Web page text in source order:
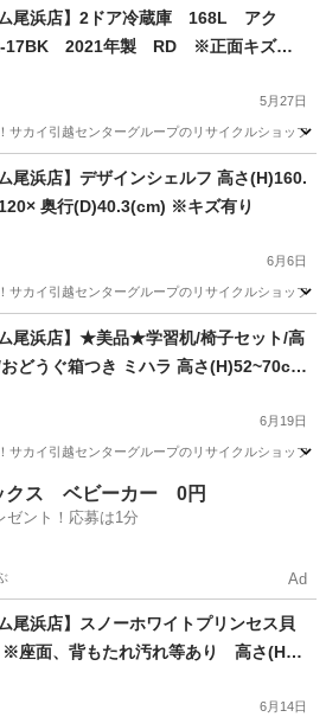
ドリーム
ム尾浜店】2ドア冷蔵庫 168L アク
17BK 2021年製 RD ※正面キズ、
※動作確認〇 高さ(H)121.5×幅 (W)
(D)59.3(cm)
5月27日
サカイ引越センターグループのリサイクルショッ
電
ム尾浜店】デザインシェルフ 高さ(H)160.
奥行(D)40.3(cm) ※キズ有り
6月6日
サカイ引越センターグループのリサイクルショッ
デザインシェルフ
ム尾浜店】★美品★学習机/椅子セット/高
どうぐ箱つき ミハラ 高さ(H)52~70cm
奥行(D)44.5cm
6月19日
サカイ引越センターグループのリサイクルショッ
ドリーム
クス ベビーカー 0円
ゼント！応募は1分
Ad
尾浜店】スノーホワイトプリンセス貝
面、背もたれ汚れ等あり 高さ(H)7
奥行(D)38.5(cm)
6月14日